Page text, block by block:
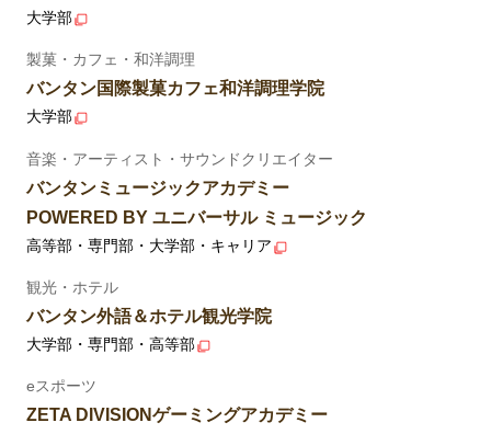
大学部
製菓・カフェ・和洋調理
バンタン国際製菓カフェ和洋調理学院
大学部
音楽・アーティスト・サウンドクリエイター
バンタンミュージックアカデミー
POWERED BY ユニバーサル ミュージック
高等部・専門部・大学部・キャリア
観光・ホテル
バンタン外語＆ホテル観光学院
大学部・専門部・高等部
eスポーツ
ZETA DIVISIONゲーミングアカデミー